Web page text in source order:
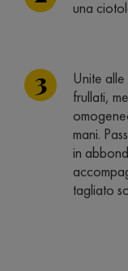
una
Unite
frullati,
mani.
in
tagliato